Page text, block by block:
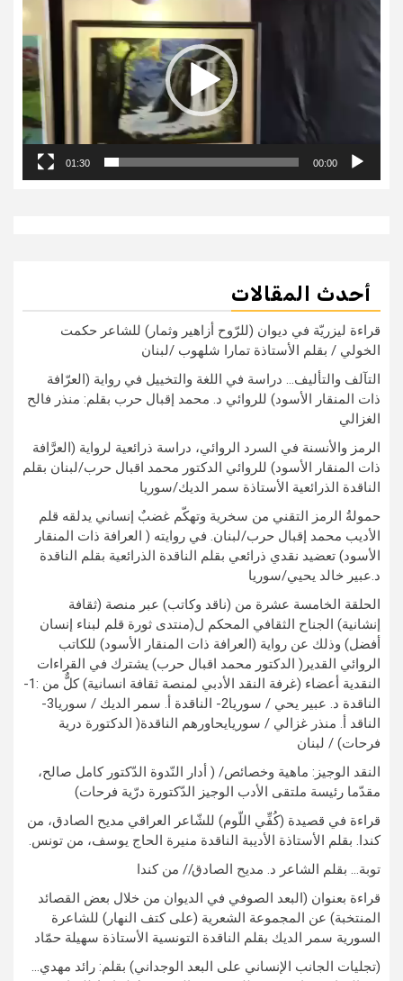
الفيديو
00:00
01:30
أحدث المقالات
قراءة ليزريّة في ديوان (للرّوح أزاهير وثمار) للشاعر حكمت
الخولي / بقلم الأستاذة تمارا شلهوب /لبنان
التآلف والتأليف… دراسة في اللغة والتخييل في رواية (العرّافة
ذات المنقار الأسود) للروائي د. محمد إقبال حرب بقلم: منذر فالح
الغزالي
الرمز والأنسنة في السرد الروائي، دراسة ذرائعية لرواية (العرَّافة
ذات المنقار الأسود) للروائي الدكتور محمد اقبال حرب/لبنان بقلم
الناقدة الذرائعية الأستاذة سمر الديك/سوريا
حمولةُ الرمز التقني من سخرية وتهكّم غضبٌ إنساني يدلقه قلم
الأديب محمد إقبال حرب/لبنان. في روايته ( العرافة ذات المنقار
الأسود) تعضيد نقدي ذرائعي بقلم الناقدة الذرائعية بقلم الناقدة
د.عبير خالد يحيي/سوريا
الحلقة الخامسة عشرة من (ناقد وكاتب) عبر منصة (ثقافة
إنشانية) الجناح الثقافي المحكم ل(منتدى ثورة قلم لبناء إنسان
أفضل) وذلك عن رواية (العرافة ذات المنقار الأسود) للكاتب
الروائي القدير( الدكتور محمد اقبال حرب) يشترك في القراءات
النقدية أعضاء (غرفة النقد الأدبي لمنصة ثقافة انسانية) كلٌّ من :1-
الناقدة د. عبير يحي / سوريا2- الناقدة أ. سمر الديك / سوريا3-
الناقد أ. منذر غزالي / سوريايحاورهم الناقدة( الدكتورة درية
فرحات) / لبنان
النقد الوجيز: ماهية وخصائص/ ( أدار النّدوة الدّكتور كامل صالح،
مقدّما رئيسة ملتقى الأدب الوجيز الدّكتورة درّية فرحات)
قراءة في قصيدة (كُفِّي اللّوم) للشّاعر العراقي مديح الصادق، من
كندا. بقلم الأستاذة الأديبة الناقدة منيرة الحاج يوسف، من تونس.
توبة… بقلم الشاعر د. مديح الصادق// من كندا
قراءة بعنوان (البعد الصوفي في الديوان من خلال بعض القصائد
المنتخبة) عن المجموعة الشعرية (على كتف النهار) للشاعرة
السورية سمر الديك بقلم الناقدة التونسية الأستاذة سهيلة حمّاد
(تجليات الجانب الإنساني على البعد الوجداني) بقلم: رائد مهدي…